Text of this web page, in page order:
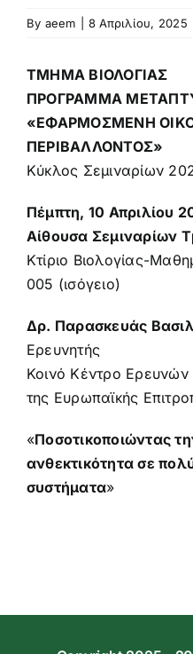
Ανακοινώσεις
By aeem 8 Απριλίου, 2025
ΤΜΗΜΑ ΒΙΟΛΟΓΙΑΣ
ΠΡΟΓΡΑΜΜΑ
«ΕΦΑΡΜΟΣΜΕΝΗ
ΠΕΡΙΒΑΛΛΟΝΤΟΣ»
Κύκλος Σεμιναρίων
Πέμπτη, 10 Απριλίου
Αίθουσα Σεμιναρίων
Κτίριο Βιολογίας-
005 (ισόγειο)
Δρ. Παρασκευάς
Ερευνητής
Κοινό Κέντρο
της Ευρωπαϊκής
«Ποσοτικοποιώντας
ανθεκτικότητα σε
συστήματα»